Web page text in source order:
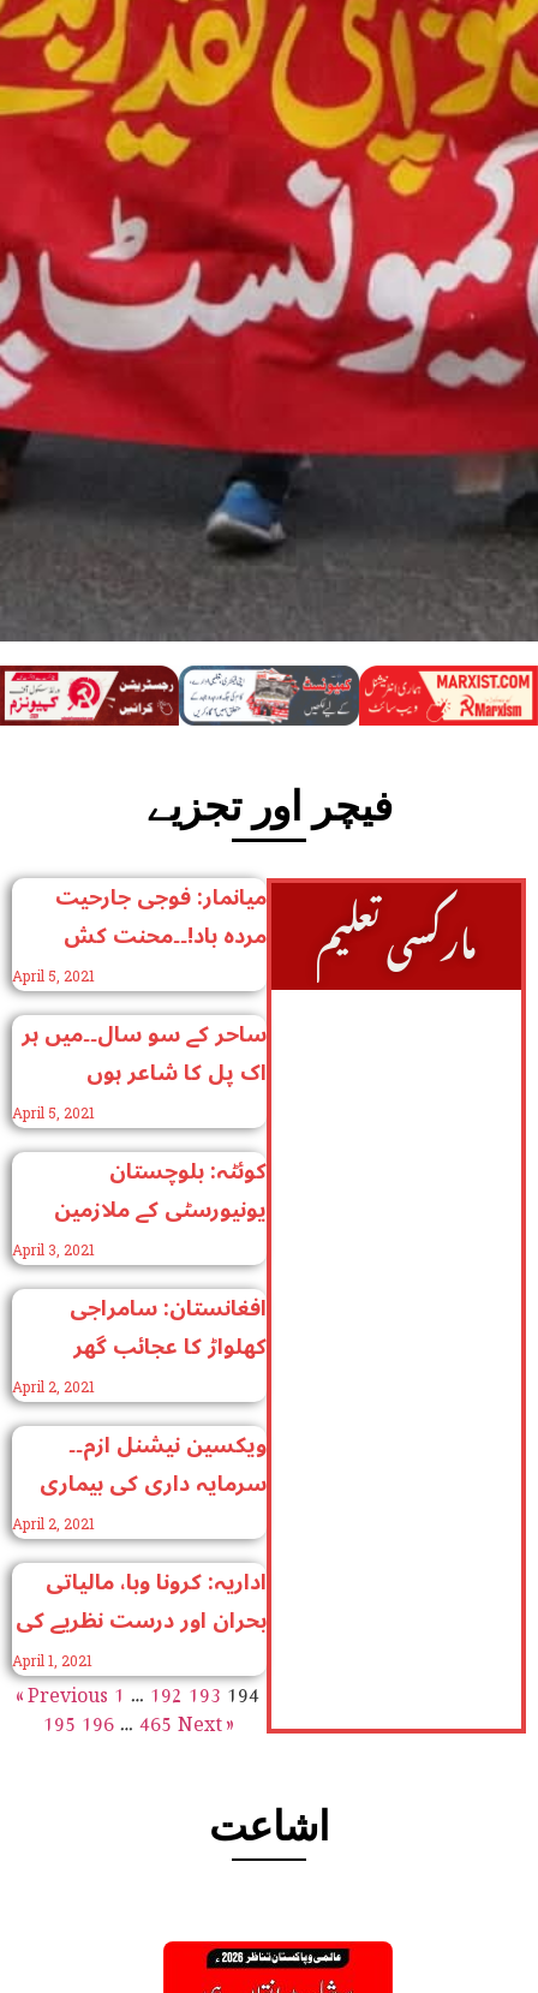
فیچر اور تجزیے
میانمار: فوجی جارحیت
مردہ باد!۔۔محنت کش
ساتھیو، مسلح بغاوت کی
جانب بڑھو!
April 5, 2021
ساحر کے سو سال۔۔میں ہر
اک پل کا شاعر ہوں
April 5, 2021
کوئٹہ: بلوچستان
یونیورسٹی کے ملازمین
بنیادی مطالبات کی
منظوری کیلئے ایک ماہ سے
سراپا احتجاج!
April 3, 2021
افغانستان: سامراجی
کھلواڑ کا عجائب گھر
April 2, 2021
ویکسین نیشنل ازم۔۔
سرمایہ داری کی بیماری
April 2, 2021
اداریہ: کرونا وبا، مالیاتی
بحران اور درست نظریے کی
ضرورت
April 1, 2021
« Previous1…192193194
195196…465Next »
مارکسی تعلیم
اشاعت